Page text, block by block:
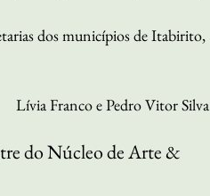
dos municípios de Itabirito,
Lívia Franco e Pedro Vitor Silva
do Núcleo de Arte &